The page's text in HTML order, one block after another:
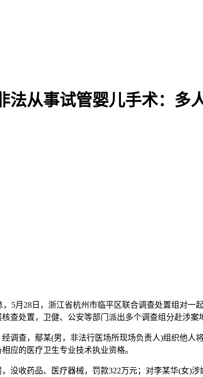
法从事试管婴儿手术：多
，5月28日，浙江省杭州市临平区联合调查处置组对
查处置，卫健、公安等部门派出多个调查组分赴涉
查，鄢某(男，非法行医场所现场负责人)组织他人
应的医疗卫生专业技术执业资格。
收药品、医疗器械，罚款322万元；对李某华(女)